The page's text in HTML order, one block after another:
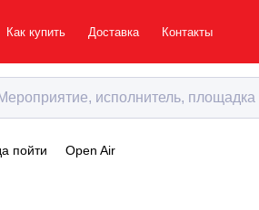
Как купить Доставка Контакты
пойти Open Air